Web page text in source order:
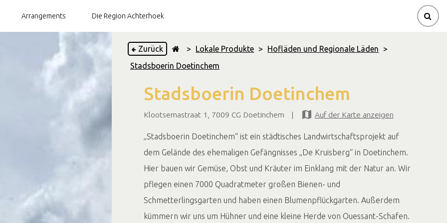
Arrangements Die Region Achterhoek
Zurück > Lokale Produkte > Hofläden und Regionale Läden >
Stadsboerin Doetinchem
Stadsboerin Doetinchem
Klootsemastraat 1, 7009 CG Doetinchem | Auf der Karte anzeigen
„Stadsboerin Doetinchem“ ist ein städtisches Landwirtschaftsprojekt auf
dem Gelände des ehemaligen Gefängnisses „De Kruisberg“ in Doetinchem.
Hier bauen wir Gemüse, Obst und Kräuter im Einklang mit der Natur an. Wir
pflegen einen 7000 Quadratmeter großen Bienen- und
Schmetterlingsgarten und haben einen Blumenpflückgarten. Außerdem
kümmern wir uns um Hühner und eine kleine Herde von Ouessant-Schafen.